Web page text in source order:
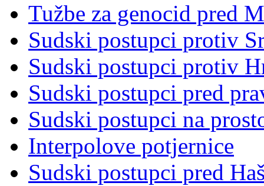
Tužbe za genocid pred
Sudski postupci protiv
Sudski postupci protiv
Sudski postupci pred
Sudski postupci na
Interpolove potjernice
Sudski postupci pred